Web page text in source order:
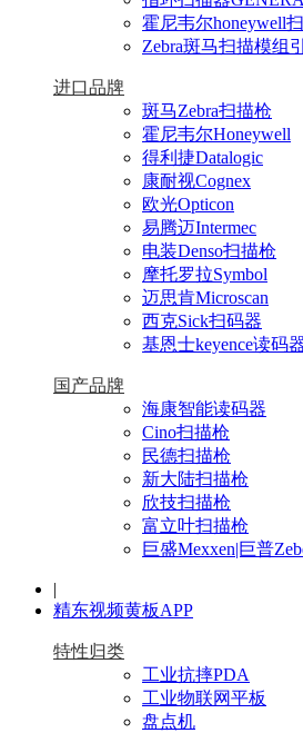
霍尼韦尔honeywell
Zebra斑马扫描模组
进口品牌
斑马Zebra扫描枪
霍尼韦尔Honeywell
得利捷Datalogic
康耐视Cognex
欧光Opticon
易腾迈Intermec
电装Denso扫描枪
摩托罗拉Symbol
迈思肯Microscan
西克Sick扫码器
基恩士keyence读码
国产品牌
海康智能读码器
Cino扫描枪
民德扫描枪
新大陆扫描枪
欣技扫描枪
富立叶扫描枪
巨盛Mexxen|巨普
|
精东视频黄板APP
特性归类
工业抗摔PDA
工业物联网平板
盘点机